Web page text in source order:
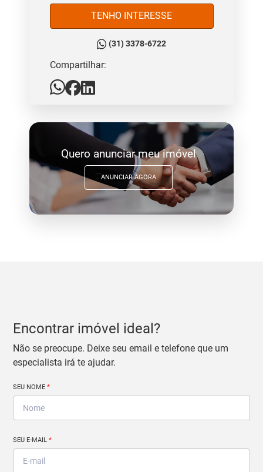
TENHO INTERESSE
(31) 3378-6722
Compartilhar:
Quero anunciar meu imóvel
ANUNCIAR AGORA
Encontrar imóvel ideal?
Não se preocupe. Deixe seu email e telefone que um
especialista irá te ajudar.
SEU NOME*
SEU E-MAIL*